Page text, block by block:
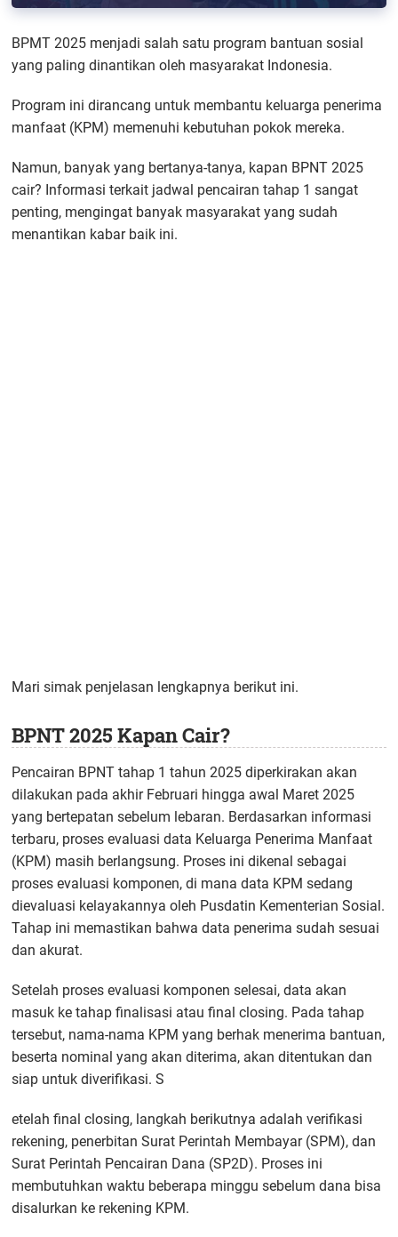
BPMT 2025 menjadi salah satu program bantuan sosial
yang paling dinantikan oleh masyarakat Indonesia.
Program ini dirancang untuk membantu keluarga penerima
manfaat (KPM) memenuhi kebutuhan pokok mereka.
Namun, banyak yang bertanya-tanya, kapan BPNT 2025
cair? Informasi terkait jadwal pencairan tahap 1 sangat
penting, mengingat banyak masyarakat yang sudah
menantikan kabar baik ini.
Mari simak penjelasan lengkapnya berikut ini.
BPNT 2025 Kapan Cair?
Pencairan BPNT tahap 1 tahun 2025 diperkirakan akan
dilakukan pada akhir Februari hingga awal Maret 2025
yang bertepatan sebelum lebaran. Berdasarkan informasi
terbaru, proses evaluasi data Keluarga Penerima Manfaat
(KPM) masih berlangsung. Proses ini dikenal sebagai
proses evaluasi komponen, di mana data KPM sedang
dievaluasi kelayakannya oleh Pusdatin Kementerian Sosial.
Tahap ini memastikan bahwa data penerima sudah sesuai
dan akurat.
Setelah proses evaluasi komponen selesai, data akan
masuk ke tahap finalisasi atau final closing. Pada tahap
tersebut, nama-nama KPM yang berhak menerima bantuan,
beserta nominal yang akan diterima, akan ditentukan dan
siap untuk diverifikasi. S
etelah final closing, langkah berikutnya adalah verifikasi
rekening, penerbitan Surat Perintah Membayar (SPM), dan
Surat Perintah Pencairan Dana (SP2D). Proses ini
membutuhkan waktu beberapa minggu sebelum dana bisa
disalurkan ke rekening KPM.